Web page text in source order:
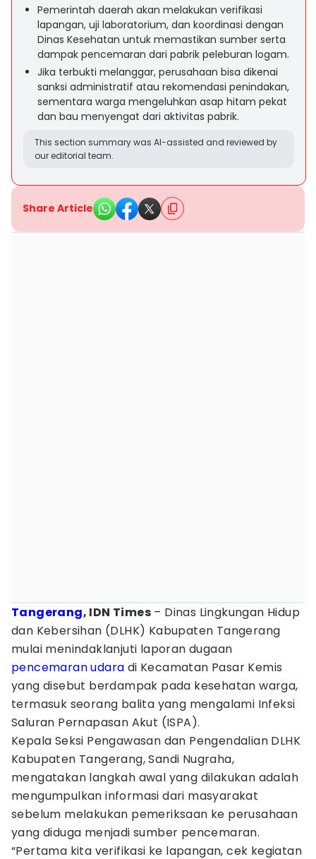
Pemerintah daerah akan melakukan verifikasi
lapangan, uji laboratorium, dan koordinasi dengan
Dinas Kesehatan untuk memastikan sumber serta
dampak pencemaran dari pabrik peleburan logam.
Jika terbukti melanggar, perusahaan bisa dikenai
sanksi administratif atau rekomendasi penindakan,
sementara warga mengeluhkan asap hitam pekat
dan bau menyengat dari aktivitas pabrik.
This section summary was AI-assisted and reviewed by
our editorial team.
Share Article
Tangerang, IDN Times – Dinas Lingkungan Hidup
dan Kebersihan (DLHK) Kabupaten Tangerang
mulai menindaklanjuti laporan dugaan
pencemaran udara di Kecamatan Pasar Kemis
yang disebut berdampak pada kesehatan warga,
termasuk seorang balita yang mengalami Infeksi
Saluran Pernapasan Akut (ISPA).
Kepala Seksi Pengawasan dan Pengendalian DLHK
Kabupaten Tangerang, Sandi Nugraha,
mengatakan langkah awal yang dilakukan adalah
mengumpulkan informasi dari masyarakat
sebelum melakukan pemeriksaan ke perusahaan
yang diduga menjadi sumber pencemaran.
“Pertama kita verifikasi ke lapangan, cek kegiatan